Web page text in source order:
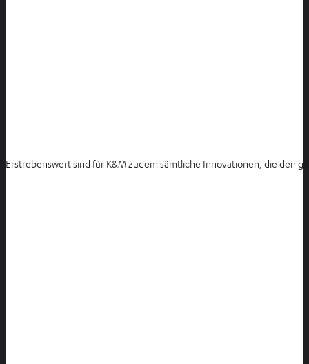
Erstrebenswert sind für K&M zudem sämtliche Innovationen, die den